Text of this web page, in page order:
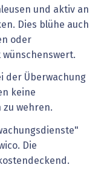
und aktiv an
Dies blühe auch
oder
der Überwachung
keine
zu wehren.
Die